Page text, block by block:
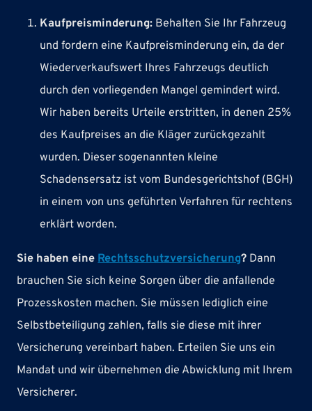
Kaufpreisminderung: Behalten Sie Ihr Fahrzeug
und fordern eine Kaufpreisminderung ein, da der
Wiederverkaufswert Ihres Fahrzeugs deutlich
durch den vorliegenden Mangel gemindert wird.
Wir haben bereits Urteile erstritten, in denen 25%
des Kaufpreises an die Kläger zurückgezahlt
wurden. Dieser sogenannten kleine
Schadensersatz ist vom Bundesgerichtshof (BGH)
in einem von uns geführten Verfahren für rechtens
erklärt worden.
Sie haben eine Rechtsschutzversicherung? Dann
brauchen Sie sich keine Sorgen über die anfallende
Prozesskosten machen. Sie müssen lediglich eine
Selbstbeteiligung zahlen, falls sie diese mit ihrer
Versicherung vereinbart haben. Erteilen Sie uns ein
Mandat und wir übernehmen die Abwicklung mit Ihrem
Versicherer.